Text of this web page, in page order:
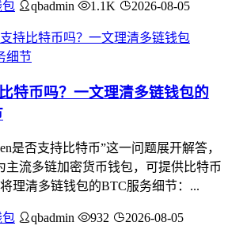
包 qbadmin 1.1K 2026-08-05
特币吗？一文理清多链钱包的
是否支持比特币”这一问题展开解答，
主流多链加密货币钱包，可提供比特币
理清多链钱包的BTC服务细节：...
包 qbadmin 932 2026-08-05